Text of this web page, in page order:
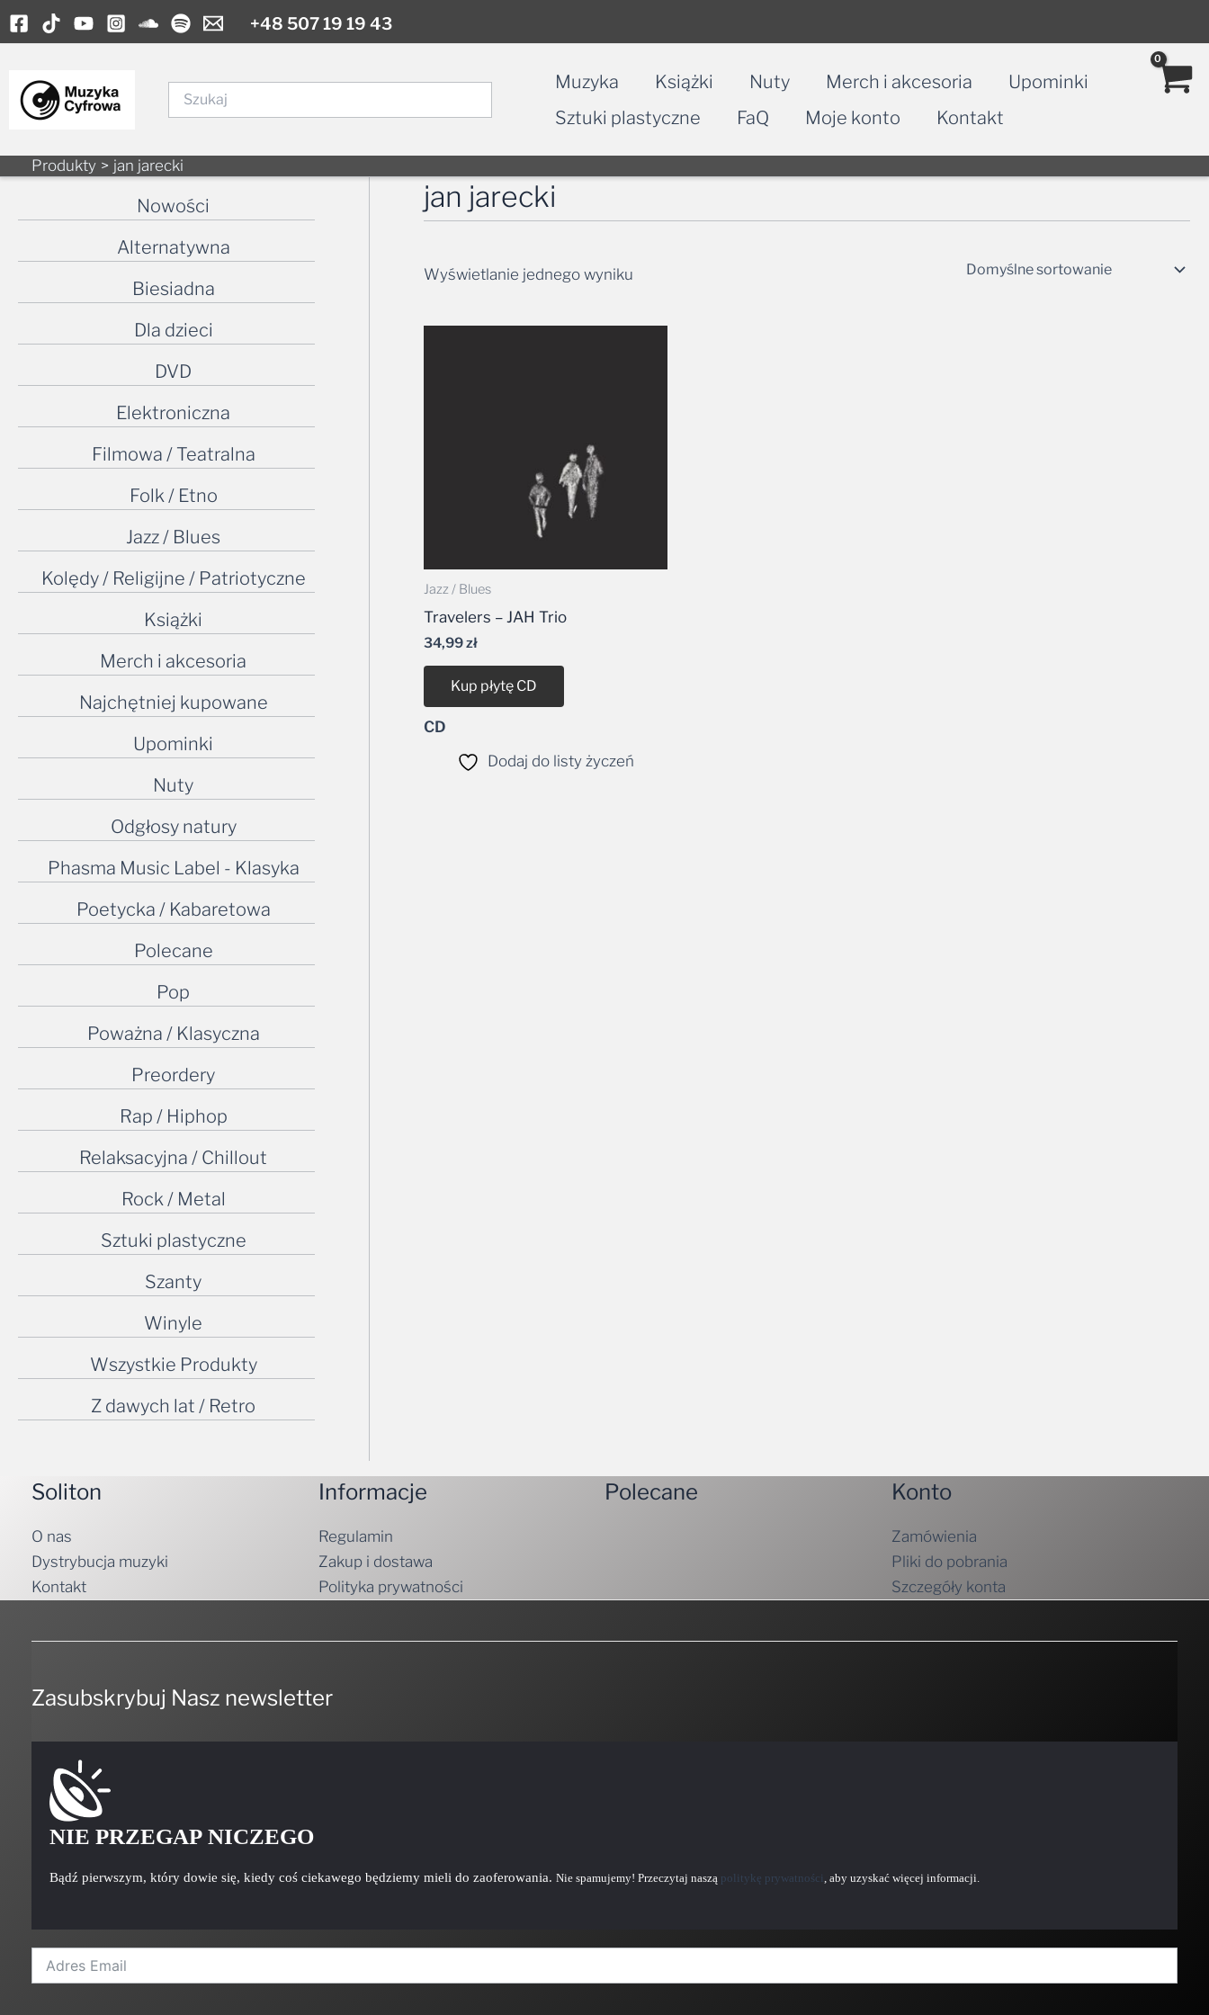
Skip
to
+48 507 19 19 43
Muzyka Książki Nuty Merch i akcesoria
Upominki
Sztuki plastyczne
FaQ Moje konto Kontakt
Produkty jan jarecki
Nowości
Alternatywna
Biesiadna
Dla dzieci
DVD
Elektroniczna
Filmowa / Teatralna
Folk / Etno
Jazz / Blues
Kolędy / Religijne / Patriotyczne
Książki
Merch i akcesoria
Najchętniej kupowane
Upominki
Nuty
Odgłosy natury
Phasma Music Label - Klasyka
Poetycka / Kabaretowa
Polecane
Pop
Poważna / Klasyczna
Preordery
Rap / Hiphop
Relaksacyjna / Chillout
Rock / Metal
Sztuki plastyczne
Szanty
Winyle
Wszystkie Produkty
Z dawych lat / Retro
jan jarecki
Wyświetlanie jednego wyniku
Jazz / Blues
Travelers – JAH Trio
34,99zł
Kup płytę CD
CD
Dodaj do listy życzeń
Soliton
O nas
Dystrybucja muzyki
Kontakt
Informacje
Regulamin
Zakup i dostawa
Polityka prywatności
Polecane Konto
Zamówienia
Pliki do pobrania
Szczegóły konta
Zasubskrybuj Nasz newsletter
NIE PRZEGAP NICZEGO
Bądź pierwszym, który dowie się, kiedy coś ciekawego będziemy mieli do zaoferowania. Nie spamujemy! Przeczytaj naszą politykę prywatności, aby uzyskać więcej informacji.